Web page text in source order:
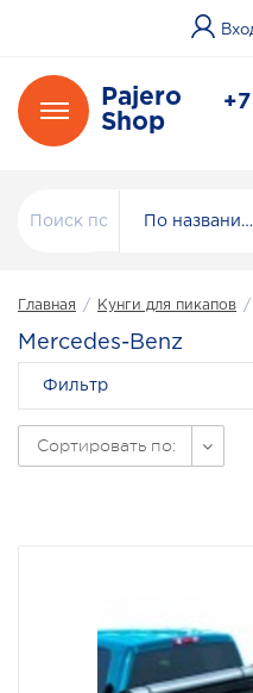
Pajero
Shop
По названию
Фильтр
Главная / Кунги для пикапов /
Mercedes-Benz
Сортировать по: